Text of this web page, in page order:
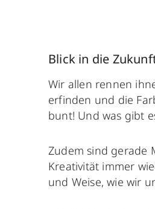
Blick in die
Wir allen rennen
erfinden und die
bunt! Und was gibt
Zudem sind gerade
Kreativität immer
und Weise, wie wir